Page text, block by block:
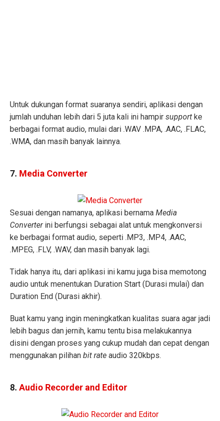
Untuk dukungan format suaranya sendiri, aplikasi dengan
jumlah unduhan lebih dari 5 juta kali ini hampir support ke
berbagai format audio, mulai dari .WAV .MPA, .AAC, .FLAC,
.WMA, dan masih banyak lainnya.
7. Media Converter
Sesuai dengan namanya, aplikasi bernama Media
Converter ini berfungsi sebagai alat untuk mengkonversi
ke berbagai format audio, seperti .MP3, .MP4, .AAC,
.MPEG, .FLV, .WAV, dan masih banyak lagi.
Tidak hanya itu, dari aplikasi ini kamu juga bisa memotong
audio untuk menentukan Duration Start (Durasi mulai) dan
Duration End (Durasi akhir).
Buat kamu yang ingin meningkatkan kualitas suara agar jadi
lebih bagus dan jernih, kamu tentu bisa melakukannya
disini dengan proses yang cukup mudah dan cepat dengan
menggunakan pilihan bit rate audio 320kbps.
8. Audio Recorder and Editor